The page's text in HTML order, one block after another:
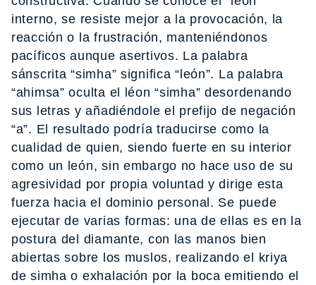
interno, se resiste mejor a la provocación, la
reacción o la frustración, manteniéndonos
pacíficos aunque asertivos. La palabra
sánscrita “simha” significa “león”. La palabra
“ahimsa” oculta el léon “simha” desordenando
sus letras y añadiéndole el prefijo de negación
“a”. El resultado podría traducirse como la
cualidad de quien, siendo fuerte en su interior
como un león, sin embargo no hace uso de su
agresividad por propia voluntad y dirige esta
fuerza hacia el dominio personal. Se puede
ejecutar de varias formas: una de ellas es en la
postura del diamante, con las manos bien
abiertas sobre los muslos, realizando el kriya
de simha o exhalación por la boca emitiendo el